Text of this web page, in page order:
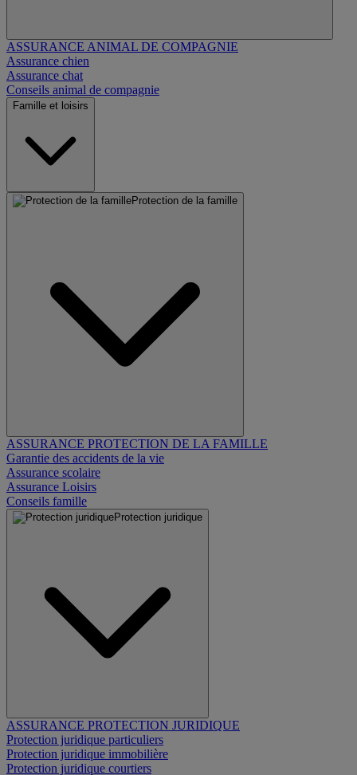
ASSURANCE ANIMAL DE COMPAGNIE
Assurance chien
Assurance chat
Conseils animal de compagnie
Famille et loisirs
Protection de la famille
ASSURANCE PROTECTION DE LA FAMILLE
Garantie des accidents de la vie
Assurance scolaire
Assurance Loisirs
Conseils famille
Protection juridique
ASSURANCE PROTECTION JURIDIQUE
Protection juridique particuliers
Protection juridique immobilière
Protection juridique courtiers